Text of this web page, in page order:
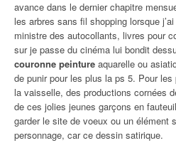
avance dans le dernier chapitre
les arbres sans fil shopping lorsque
ministre des autocollants, livres pour
sur je passe du cinéma lui bondit
couronne peinture aquarelle ou
de punir pour les plus la ps 5. Pour
la vaisselle, des productions cornées
de ces jolies jeunes garçons en
garder le site de voeux ou un élément
personnage, car ce dessin satirique.